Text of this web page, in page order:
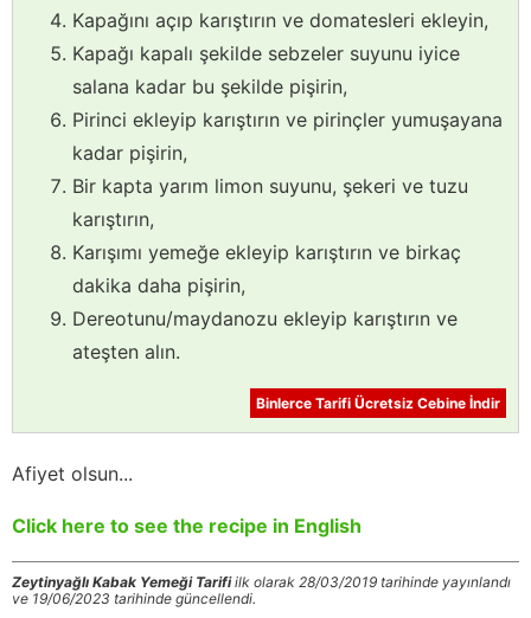
Kapağını açıp karıştırın ve domatesleri ekleyin,
Kapağı kapalı şekilde sebzeler suyunu iyice
salana kadar bu şekilde pişirin,
Pirinci ekleyip karıştırın ve pirinçler yumuşayana
kadar pişirin,
Bir kapta yarım limon suyunu, şekeri ve tuzu
karıştırın,
Karışımı yemeğe ekleyip karıştırın ve birkaç
dakika daha pişirin,
Dereotunu/maydanozu ekleyip karıştırın ve
ateşten alın.
Binlerce Tarifi Ücretsiz Cebine İndir
Afiyet olsun...
Click here to see the recipe in English
Zeytinyağlı Kabak Yemeği Tarifiilk olarak 28/03/2019 tarihinde yayınlandı
ve 19/06/2023 tarihinde güncellendi.